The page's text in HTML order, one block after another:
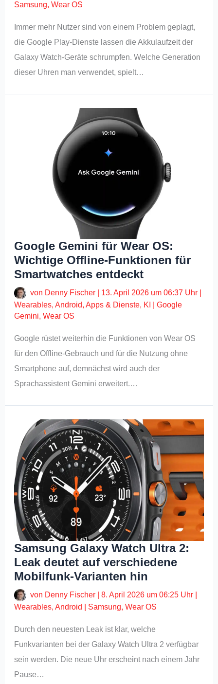
Samsung,Wear OS
Immer mehr Nutzer sind von einem Problem geplagt,
die Google Play-Dienste lassen die Akkulaufzeit der
Galaxy Watch-Geräte schrumpfen. Welche Generation
dieser Uhren man verwendet, spielt…
Google Gemini für Wear OS:
Wichtige Offline-Funktionen für
Smartwatches entdeckt
von Denny Fischer 13. April 2026 um 06:37 Uhr
Wearables,Android,Apps & Dienste, KI |Google
Gemini,Wear OS
Google rüstet weiterhin die Funktionen von Wear OS
für den Offline-Gebrauch und für die Nutzung ohne
Smartphone auf, demnächst wird auch der
Sprachassistent Gemini erweitert.…
Samsung Galaxy Watch Ultra 2:
Leak deutet auf verschiedene
Mobilfunk-Varianten hin
von Denny Fischer |8. April 2026 um 06:25 Uhr
Wearables,Android Samsung,Wear OS
Durch den neuesten Leak ist klar, welche
Funkvarianten bei der Galaxy Watch Ultra 2 verfügbar
sein werden. Die neue Uhr erscheint nach einem Jahr
Pause…